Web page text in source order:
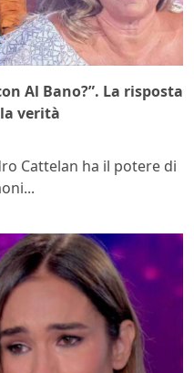
Al Bano?”. La risposta
verità
Cattelan ha il potere di